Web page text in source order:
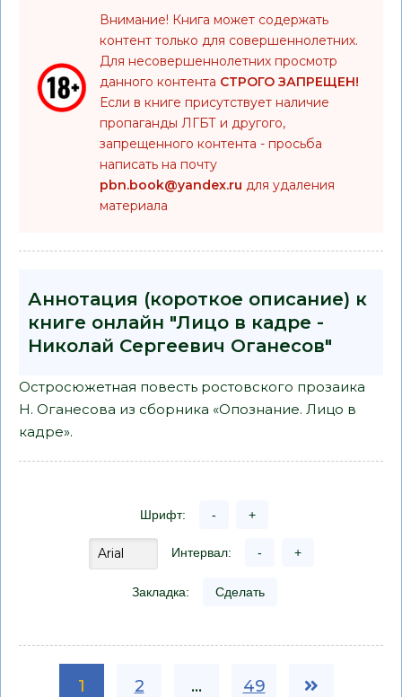
Внимание! Книга может содержать
контент только для совершеннолетних.
Для несовершеннолетних просмотр
данного контента СТРОГО ЗАПРЕЩЕН!
Если в книге присутствует наличие
пропаганды ЛГБТ и другого,
запрещенного контента - просьба
написать на почту
pbn.book@yandex.ru для удаления
материала
Аннотация (короткое описание) к
книге онлайн "Лицо в кадре -
Николай Сергеевич Оганесов"
Остросюжетная повесть ростовского прозаика
Н. Оганесова из сборника «Опознание. Лицо в
кадре».
Шрифт: - +
Интервал: - +
Закладка: Сделать
1 2 ... 49